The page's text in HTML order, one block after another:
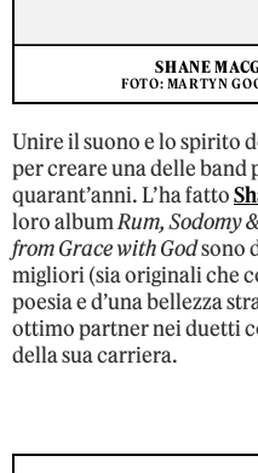
SHANE
FOTO: MARTYN
Unire il suono e lo spirito
per creare una delle
quarant’anni. L’ha fatto
loro albumRum, Sodomy
from Grace with Godsono
migliori (sia originali che
poesia e d’una bellezza
ottimo partner nei duetti
della sua carriera.